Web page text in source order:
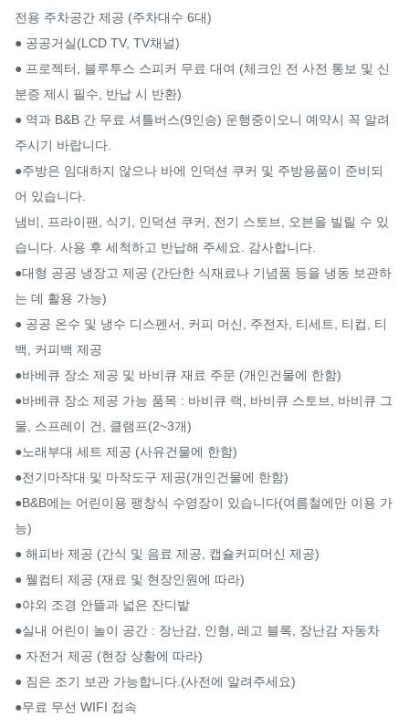
전용 주차공간 제공 (주차대수 6대)
● 공공거실(LCD TV, TV채널)
● 프로젝터, 블루투스 스피커 무료 대여 (체크인 전 사전 통보 및 신
분증 제시 필수, 반납 시 반환)
● 역과 B&B 간 무료 셔틀버스(9인승) 운행중이오니 예약시 꼭 알려
주시기 바랍니다.
●주방은 임대하지 않으나 바에 인덕션 쿠커 및 주방용품이 준비되
어 있습니다.
냄비, 프라이팬, 식기, 인덕션 쿠커, 전기 스토브, 오븐을 빌릴 수 있
습니다. 사용 후 세척하고 반납해 주세요. 감사합니다.
●대형 공공 냉장고 제공 (간단한 식재료나 기념품 등을 냉동 보관하
는 데 활용 가능)
● 공공 온수 및 냉수 디스펜서, 커피 머신, 주전자, 티세트, 티컵, 티
백, 커피백 제공
●바베큐 장소 제공 및 바비큐 재료 주문 (개인건물에 한함)
●바베큐 장소 제공 가능 품목 : 바비큐 랙, 바비큐 스토브, 바비큐 그
물, 스프레이 건, 클램프(2~3개)
●노래부대 세트 제공 (사유건물에 한함)
●전기마작대 및 마작도구 제공(개인건물에 한함)
●B&B에는 어린이용 팽창식 수영장이 있습니다(여름철에만 이용 가
능)
● 해피바 제공 (간식 및 음료 제공, 캡슐커피머신 제공)
● 웰컴티 제공 (재료 및 현장인원에 따라)
●야외 조경 안뜰과 넓은 잔디밭
●실내 어린이 놀이 공간 : 장난감, 인형, 레고 블록, 장난감 자동차
● 자전거 제공 (현장 상황에 따라)
● 짐은 조기 보관 가능합니다.(사전에 알려주세요)
●무료 무선 WIFI 접속